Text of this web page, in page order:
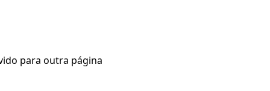
para outra página